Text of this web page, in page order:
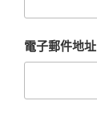
電子郵件地址